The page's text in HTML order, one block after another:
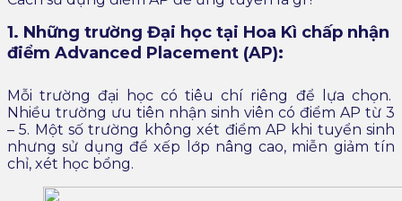
1. Những trường Đại học tại Hoa Kì chấp nhận
điểm Advanced Placement (AP):
Mỗi trường đại học có tiêu chí riêng để lựa chọn.
Nhiều trường ưu tiên nhận sinh viên có điểm AP từ 3
– 5. Một số trường không xét điểm AP khi tuyển sinh
nhưng sử dụng để xếp lớp nâng cao, miễn giảm tín
chỉ, xét học bổng.